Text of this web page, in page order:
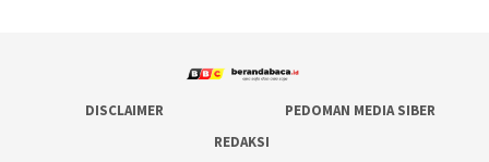
DISCLAIMER
PEDOMAN MEDIA SIBER
REDAKSI